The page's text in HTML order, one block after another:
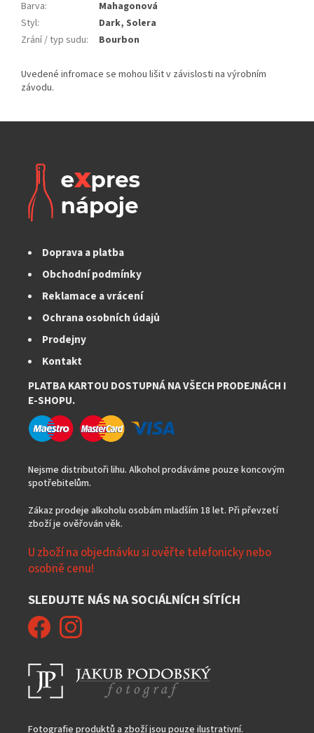
Barva:
Mahagonová
Styl:
Dark, Solera
Zrání / typ sudu: Bourbon
Doprava a platba
Obchodní podmínky
Reklamace a vrácení
Ochrana osobních údajů
Prodejny
Kontakt
PLATBA KARTOU DOSTUPNÁ NA VŠECH PRODEJNÁCH I
E-SHOPU.
Nejsme distributoři lihu. Alkohol prodáváme pouze koncovým
spotřebitelům.
Zákaz prodeje alkoholu osobám mladším 18 let. Při převzetí
zboží je ověřován věk.
U zboží na objednávku si ověřte telefonicky nebo
osobně cenu!
SLEDUJTE NÁS NA SOCIÁLNÍCH SÍTÍCH
Fotografie produktů a zboží jsou pouze ilustrativní.